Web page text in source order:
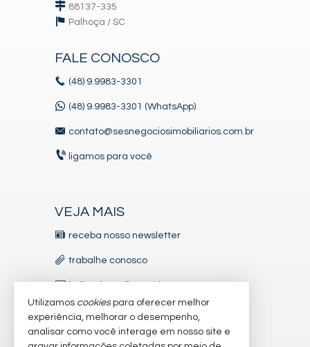
88137-335
Palhoça / SC
FALE CONOSCO
(48) 9.9983-3301
(48) 9.9983-3301 (WhatsApp)
contato@sesnegociosimobiliarios.com.br
ligamos para você
VEJA MAIS
receba nosso newsletter
trabalhe conosco
indicadores financeiros
imóveis favoritos
mapa de imóveis
Utilizamos cookiespara oferecer melhor
experiência, melhorar o desempenho,
analisar como você interage em nosso site e